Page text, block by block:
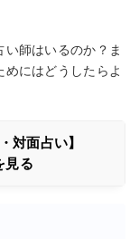
師はいるのか？ま
にはどうしたらよ
対面占い】
見る